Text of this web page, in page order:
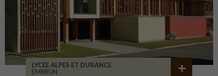
LYCÉE ALPES ET DURANCE
EMBRUN